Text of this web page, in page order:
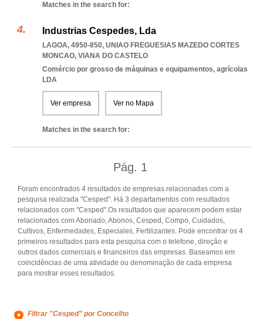
Matches in the search for:
Industrias Cespedes, Lda
LAGOA, 4950-850, UNIAO FREGUESIAS MAZEDO CORTES
MONCAO, VIANA DO CASTELO
Comércio por grosso de máquinas e equipamentos, agrícolas
LDA
Ver empresa Ver no Mapa
Matches in the search for:
Pág. 1
Foram encontrados 4 resultados de empresas relacionadas com a
pesquisa realizada "Cesped". Há 3 departamentos com resultados
relacionados com "Cesped".Os resultados que aparecem podem estar
relacionados com Abonado, Abonos, Cesped, Compo, Cuidados,
Cultivos, Enfermedades, Especiales, Fertilizantes. Pode encontrar os 4
primeiros resultados para esta pesquisa com o telefone, direção e
outros dados comerciais e financeiros das empresas. Baseamos em
coincidências de uma atividade ou denominação de cada empresa
para mostrar esses resultados.
Filtrar "Cesped" por Concelho